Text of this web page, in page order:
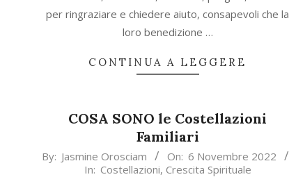
per ringraziare e chiedere aiuto, consapevoli che la
loro benedizione …
CONTINUA A LEGGERE
COSA SONO le Costellazioni
Familiari
2022-
By: Jasmine Orosciam On: 6 Novembre 2022
In: Costellazioni, Crescita Spirituale